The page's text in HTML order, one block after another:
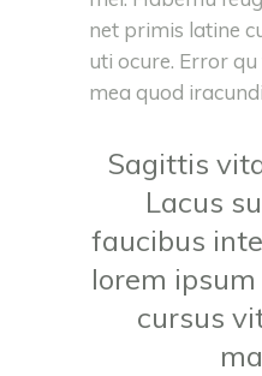
net primis latine
uti ocure. Error
mea quod
Sagittis
Lacus
faucibus
lorem
cursus